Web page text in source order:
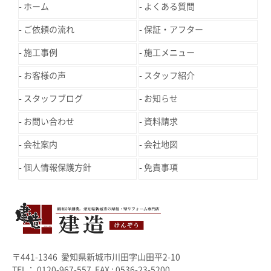
ホーム よくある質問
ご依頼の流れ 保証・アフター
施工事例 施工メニュー
お客様の声 スタッフ紹介
スタッフブログ お知らせ
お問い合わせ 資料請求
会社案内 会社地図
個人情報保護方針 免責事項
〒441-1346 愛知県新城市川田字山田平2-10